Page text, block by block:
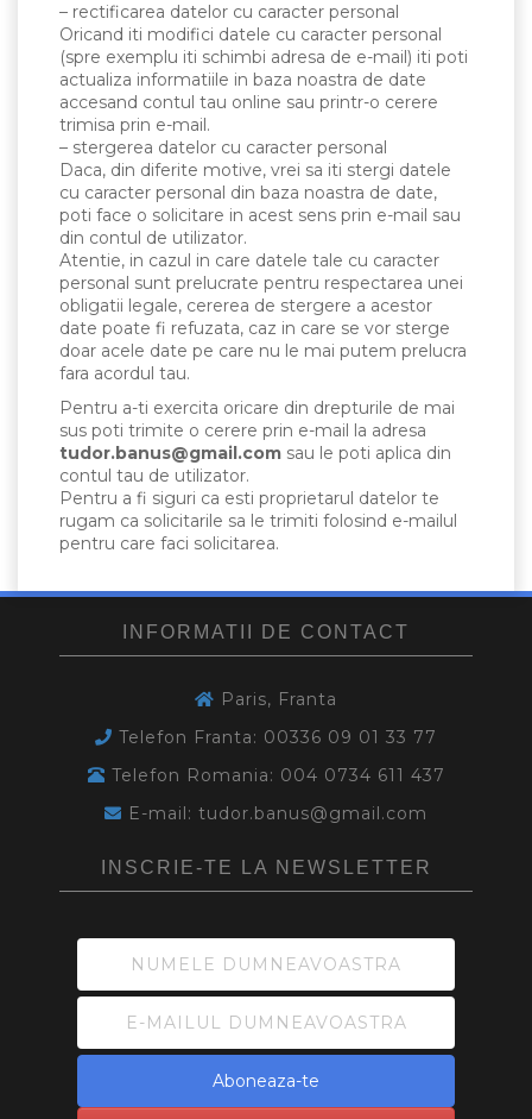
– rectificarea datelor cu caracter personal
Oricand iti modifici datele cu caracter personal
(spre exemplu iti schimbi adresa de e-mail) iti poti
actualiza informatiile in baza noastra de date
accesand contul tau online sau printr-o cerere
trimisa prin e-mail.
– stergerea datelor cu caracter personal
Daca, din diferite motive, vrei sa iti stergi datele
cu caracter personal din baza noastra de date,
poti face o solicitare in acest sens prin e-mail sau
din contul de utilizator.
Atentie, in cazul in care datele tale cu caracter
personal sunt prelucrate pentru respectarea unei
obligatii legale, cererea de stergere a acestor
date poate fi refuzata, caz in care se vor sterge
doar acele date pe care nu le mai putem prelucra
fara acordul tau.
Pentru a-ti exercita oricare din drepturile de mai
sus poti trimite o cerere prin e-mail la adresa
tudor.banus@gmail.com sau le poti aplica din
contul tau de utilizator.
Pentru a fi siguri ca esti proprietarul datelor te
rugam ca solicitarile sa le trimiti folosind e-mailul
pentru care faci solicitarea.
INFORMATII DE CONTACT
Paris, Franta
Telefon Franta: 00336 09 01 33 77
Telefon Romania: 004 0734 611 437
E-mail: tudor.banus@gmail.com
INSCRIE-TE LA NEWSLETTER
Aboneaza-te